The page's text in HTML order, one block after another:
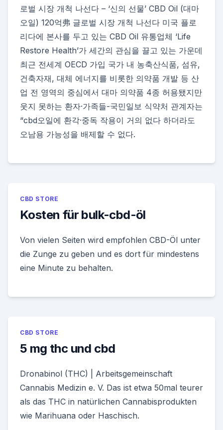
로벌 시장 개척 나선다 – ‘신의 선물’ CBD Oil (대마
오일) 120억弗 글로벌 시장 개척 나선다 미국 플로
리다에 본사를 두고 있는 CBD Oil 유통업체 ‘Life
Restore Health’가 세간의 관심을 끌고 있는 가운데
최근 전세계 OECD 가입 국가 내 농축산식품, 섬유,
건축자재, 대체 에너지를 비롯한 의약품 개발 등 산
업 전 영역의 중심에서 대마 의약품 4종 허용됐지만
웃지 못하는 환자·가족들-국민일보 식약처 관계자는
“cbd오일에 환각·중독 작용이 거의 없다 하더라도
오남용 가능성을 배제할 수 없다.
CBD STORE
Kosten für bulk-cbd-öl
Von vielen Seiten wird empfohlen CBD-Öl unter
die Zunge zu geben und es dort für mindestens
eine Minute zu behalten.
CBD STORE
5 mg thc und cbd
Dronabinol (THC) | Arbeitsgemeinschaft
Cannabis Medizin e. V. Das ist etwa 50mal teurer
als das THC in natürlichen Cannabisprodukten
wie Marihuana oder Haschisch.